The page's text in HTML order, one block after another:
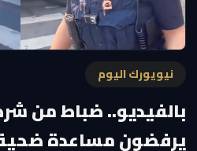
نيويورك اليوم
بالفيديو.. ضباط من
يرفضون مساعدة ضحية